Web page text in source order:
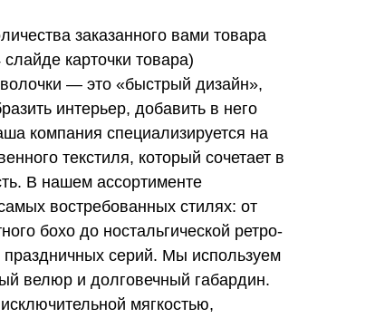
заказанного вами товара
карточки товара)
— это «быстрый дизайн»,
интерьер, добавить в него
компания специализируется на
текстиля, который сочетает в
В нашем ассортименте
востребованных стилях: от
бохо до ностальгической ретро-
серий. Мы используем
велюр и долговечный габардин.
мягкостью,